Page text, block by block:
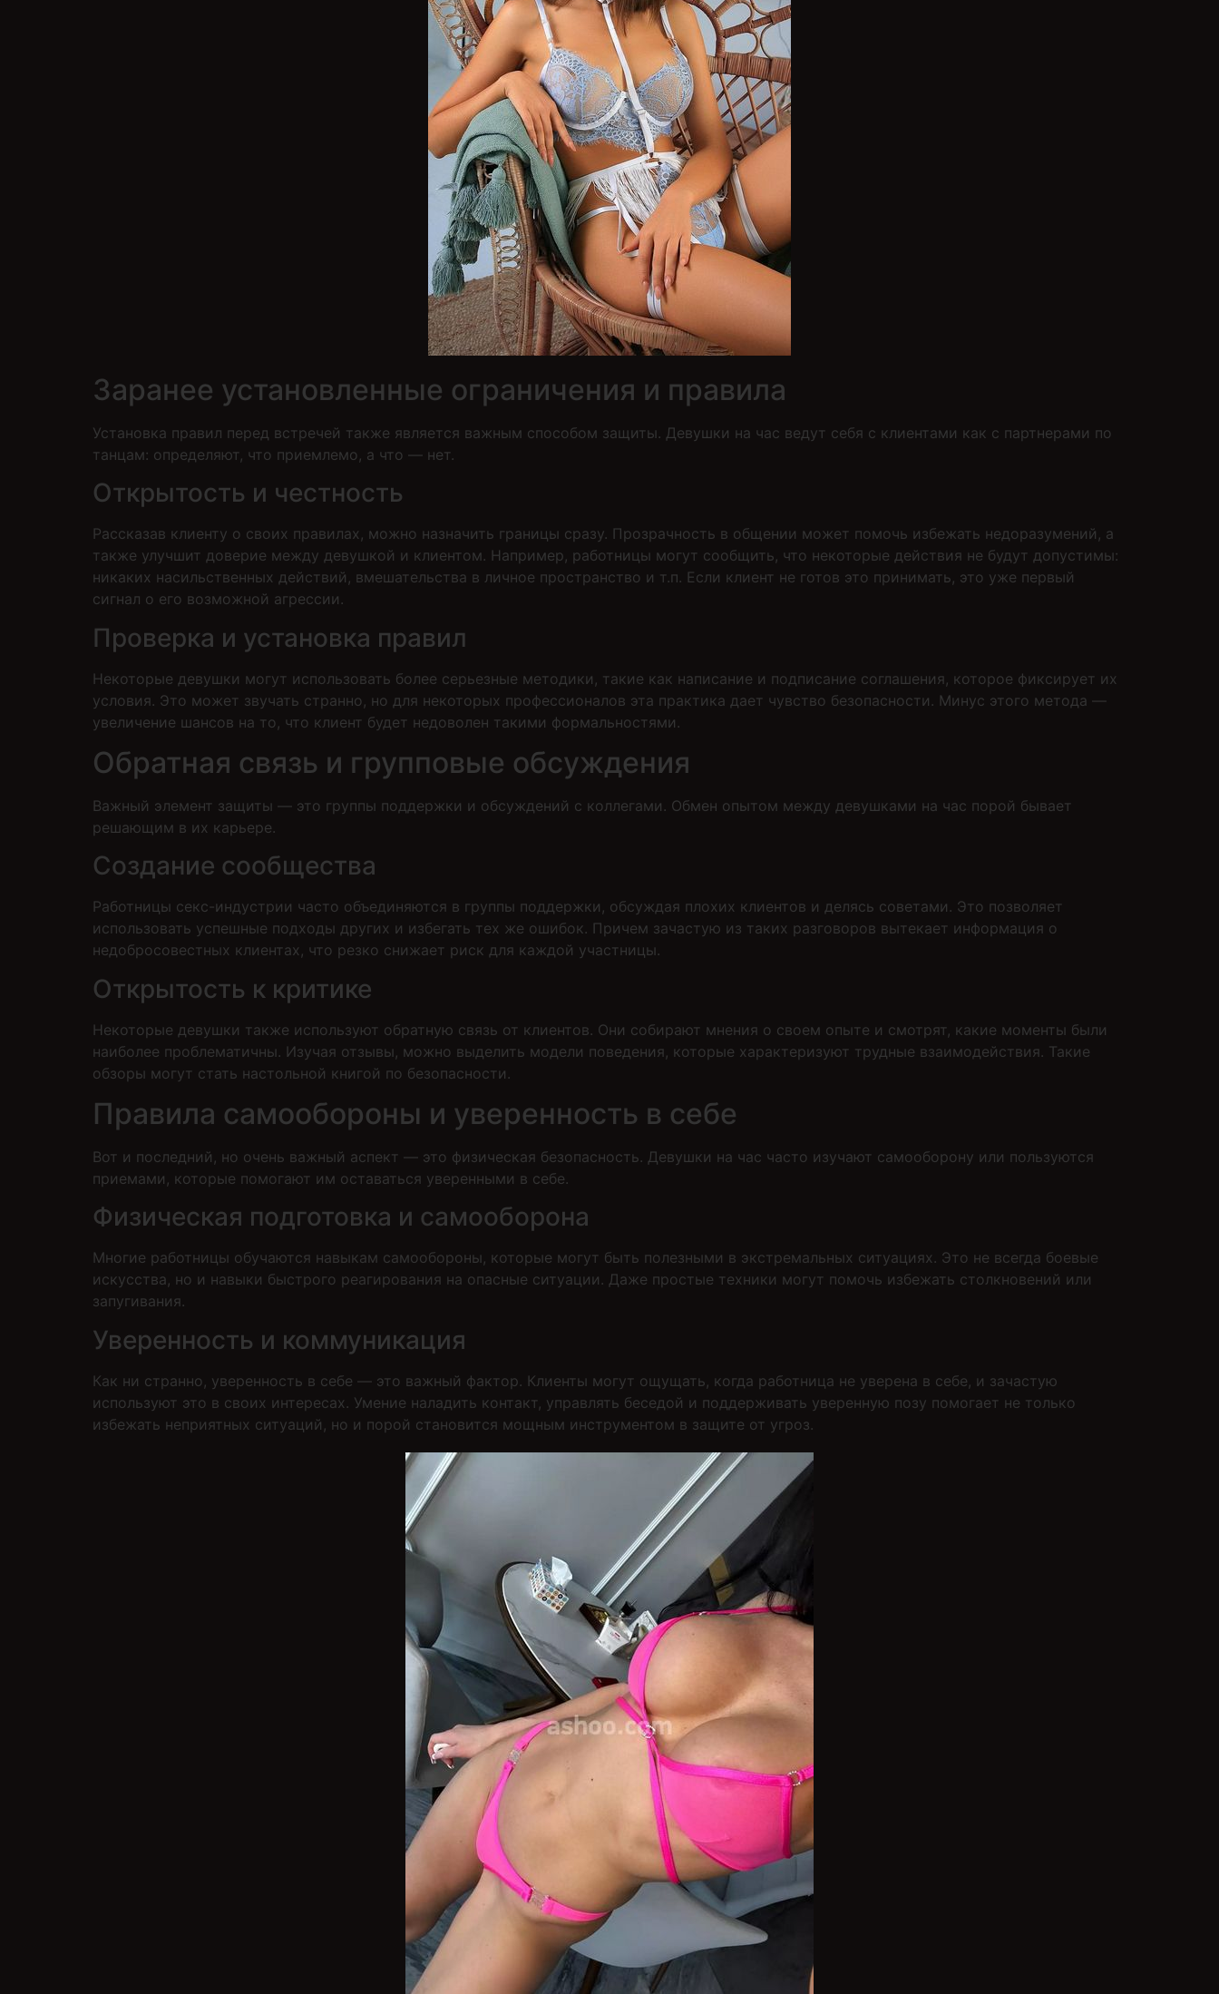
Заранее установленные ограничения и правила
Установка правил перед встречей также является важным способом защиты. Девушки на час ведут себя с клиентами как с партнерами по
танцам: определяют, что приемлемо, а что — нет.
Открытость и честность
Рассказав клиенту о своих правилах, можно назначить границы сразу. Прозрачность в общении может помочь избежать недоразумений, а
также улучшит доверие между девушкой и клиентом. Например, работницы могут сообщить, что некоторые действия не будут допустимы:
никаких насильственных действий, вмешательства в личное пространство и т.п. Если клиент не готов это принимать, это уже первый
сигнал о его возможной агрессии.
Проверка и установка правил
Некоторые девушки могут использовать более серьезные методики, такие как написание и подписание соглашения, которое фиксирует их
условия. Это может звучать странно, но для некоторых профессионалов эта практика дает чувство безопасности. Минус этого метода —
увеличение шансов на то, что клиент будет недоволен такими формальностями.
Обратная связь и групповые обсуждения
Важный элемент защиты — это группы поддержки и обсуждений с коллегами. Обмен опытом между девушками на час порой бывает
решающим в их карьере.
Создание сообщества
Работницы секс-индустрии часто объединяются в группы поддержки, обсуждая плохих клиентов и делясь советами. Это позволяет
использовать успешные подходы других и избегать тех же ошибок. Причем зачастую из таких разговоров вытекает информация о
недобросовестных клиентах, что резко снижает риск для каждой участницы.
Открытость к критике
Некоторые девушки также используют обратную связь от клиентов. Они собирают мнения о своем опыте и смотрят, какие моменты были
наиболее проблематичны. Изучая отзывы, можно выделить модели поведения, которые характеризуют трудные взаимодействия. Такие
обзоры могут стать настольной книгой по безопасности.
Правила самообороны и уверенность в себе
Вот и последний, но очень важный аспект — это физическая безопасность. Девушки на час часто изучают самооборону или пользуются
приемами, которые помогают им оставаться уверенными в себе.
Физическая подготовка и самооборона
Многие работницы обучаются навыкам самообороны, которые могут быть полезными в экстремальных ситуациях. Это не всегда боевые
искусства, но и навыки быстрого реагирования на опасные ситуации. Даже простые техники могут помочь избежать столкновений или
запугивания.
Уверенность и коммуникация
Как ни странно, уверенность в себе — это важный фактор. Клиенты могут ощущать, когда работница не уверена в себе, и зачастую
используют это в своих интересах. Умение наладить контакт, управлять беседой и поддерживать уверенную позу помогает не только
избежать неприятных ситуаций, но и порой становится мощным инструментом в защите от угроз.